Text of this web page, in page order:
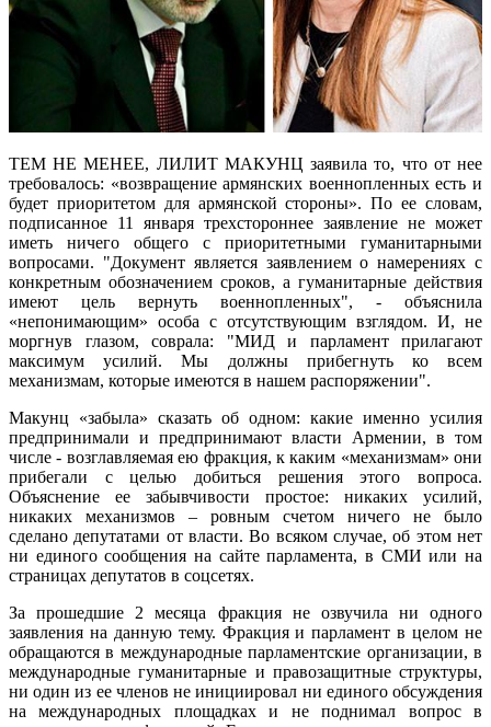
ТЕМ НЕ МЕНЕЕ, ЛИЛИТ МАКУНЦ заявила то, что от нее
требовалось: «возвращение армянских военнопленных есть и
будет приоритетом для армянской стороны». По ее словам,
подписанное 11 января трехстороннее заявление не может
иметь ничего общего с приоритетными гуманитарными
вопросами. "Документ является заявлением о намерениях с
конкретным обозначением сроков, а гуманитарные действия
имеют цель вернуть военнопленных", - объяснила
«непонимающим» особа с отсутствующим взглядом. И, не
моргнув глазом, соврала: "МИД и парламент прилагают
максимум усилий. Мы должны прибегнуть ко всем
механизмам, которые имеются в нашем распоряжении".
Макунц «забыла» сказать об одном: какие именно усилия
предпринимали и предпринимают власти Армении, в том
числе - возглавляемая ею фракция, к каким «механизмам» они
прибегали с целью добиться решения этого вопроса.
Объяснение ее забывчивости простое: никаких усилий,
никаких механизмов – ровным счетом ничего не было
сделано депутатами от власти. Во всяком случае, об этом нет
ни единого сообщения на сайте парламента, в СМИ или на
страницах депутатов в соцсетях.
За прошедшие 2 месяца фракция не озвучила ни одного
заявления на данную тему. Фракция и парламент в целом не
обращаются в международные парламентские организации, в
международные гуманитарные и правозащитные структуры,
ни один из ее членов не инициировал ни единого обсуждения
на международных площадках и не поднимал вопрос в